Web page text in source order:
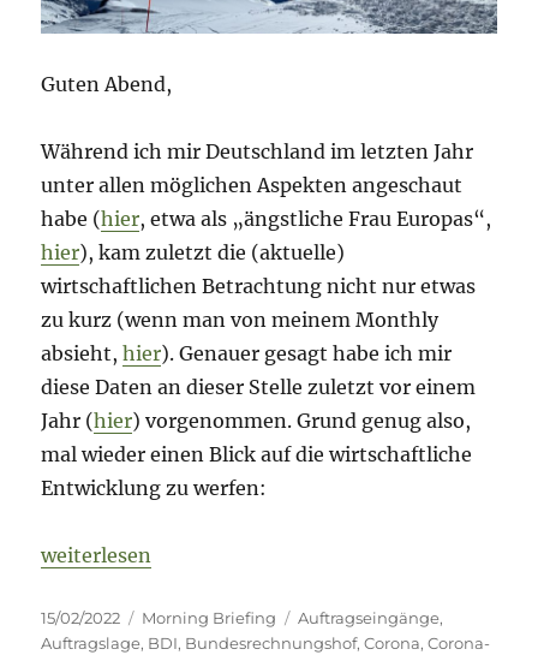
Guten Abend,
Während ich mir Deutschland im letzten Jahr
unter allen möglichen Aspekten angeschaut
habe (hier, etwa als „ängstliche Frau Europas“,
hier), kam zuletzt die (aktuelle)
wirtschaftlichen Betrachtung nicht nur etwas
zu kurz (wenn man von meinem Monthly
absieht,hier). Genauer gesagt habe ich mir
diese Daten an dieser Stelle zuletzt vor einem
Jahr (hier) vorgenommen. Grund genug also,
mal wieder einen Blick auf die wirtschaftliche
Entwicklung zu werfen:
„Morning Briefing – 15. Februar 2022 –
weiterlesen
Veröffentlicht
am
15/02/2022 Kategorien
Morning Briefing Schlagwörter
Auftragseingänge,
Auftragslage, BDI, Bundesrechnungshof,Corona,Corona-